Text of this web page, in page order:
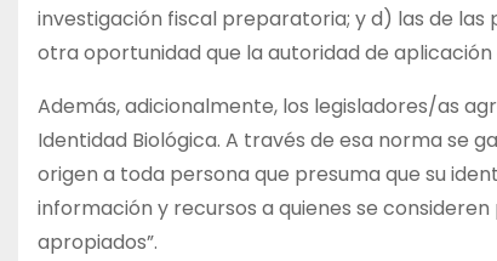
investigación fiscal preparatoria; y d) las de
otra oportunidad que la autoridad de
Además, adicionalmente, los legisladores/as
Identidad Biológica. A través de esa norma se
origen a toda persona que presuma que su
información y recursos a quienes se
apropiados”.